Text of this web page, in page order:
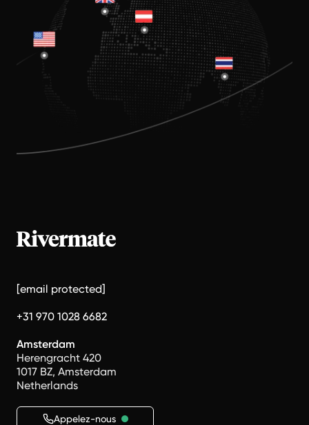
[email protected]
+31 970 1028 6682
Amsterdam
Herengracht 420
1017 BZ, Amsterdam
Netherlands
Appelez-nous